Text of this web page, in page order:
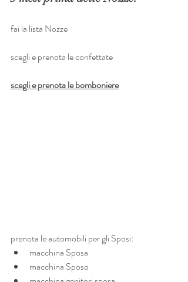
fai la lista Nozze
scegli e prenota le confettate
scegli e prenota le bomboniere
prenota le automobili per gli Sposi:
macchina Sposa
macchina Sposo